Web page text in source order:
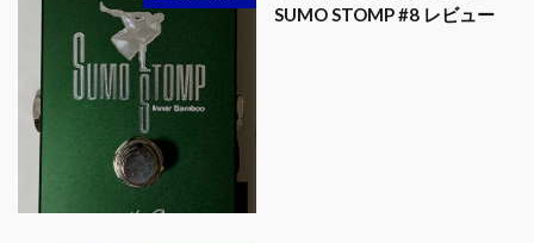
SUMO STOMP #8 レビュー